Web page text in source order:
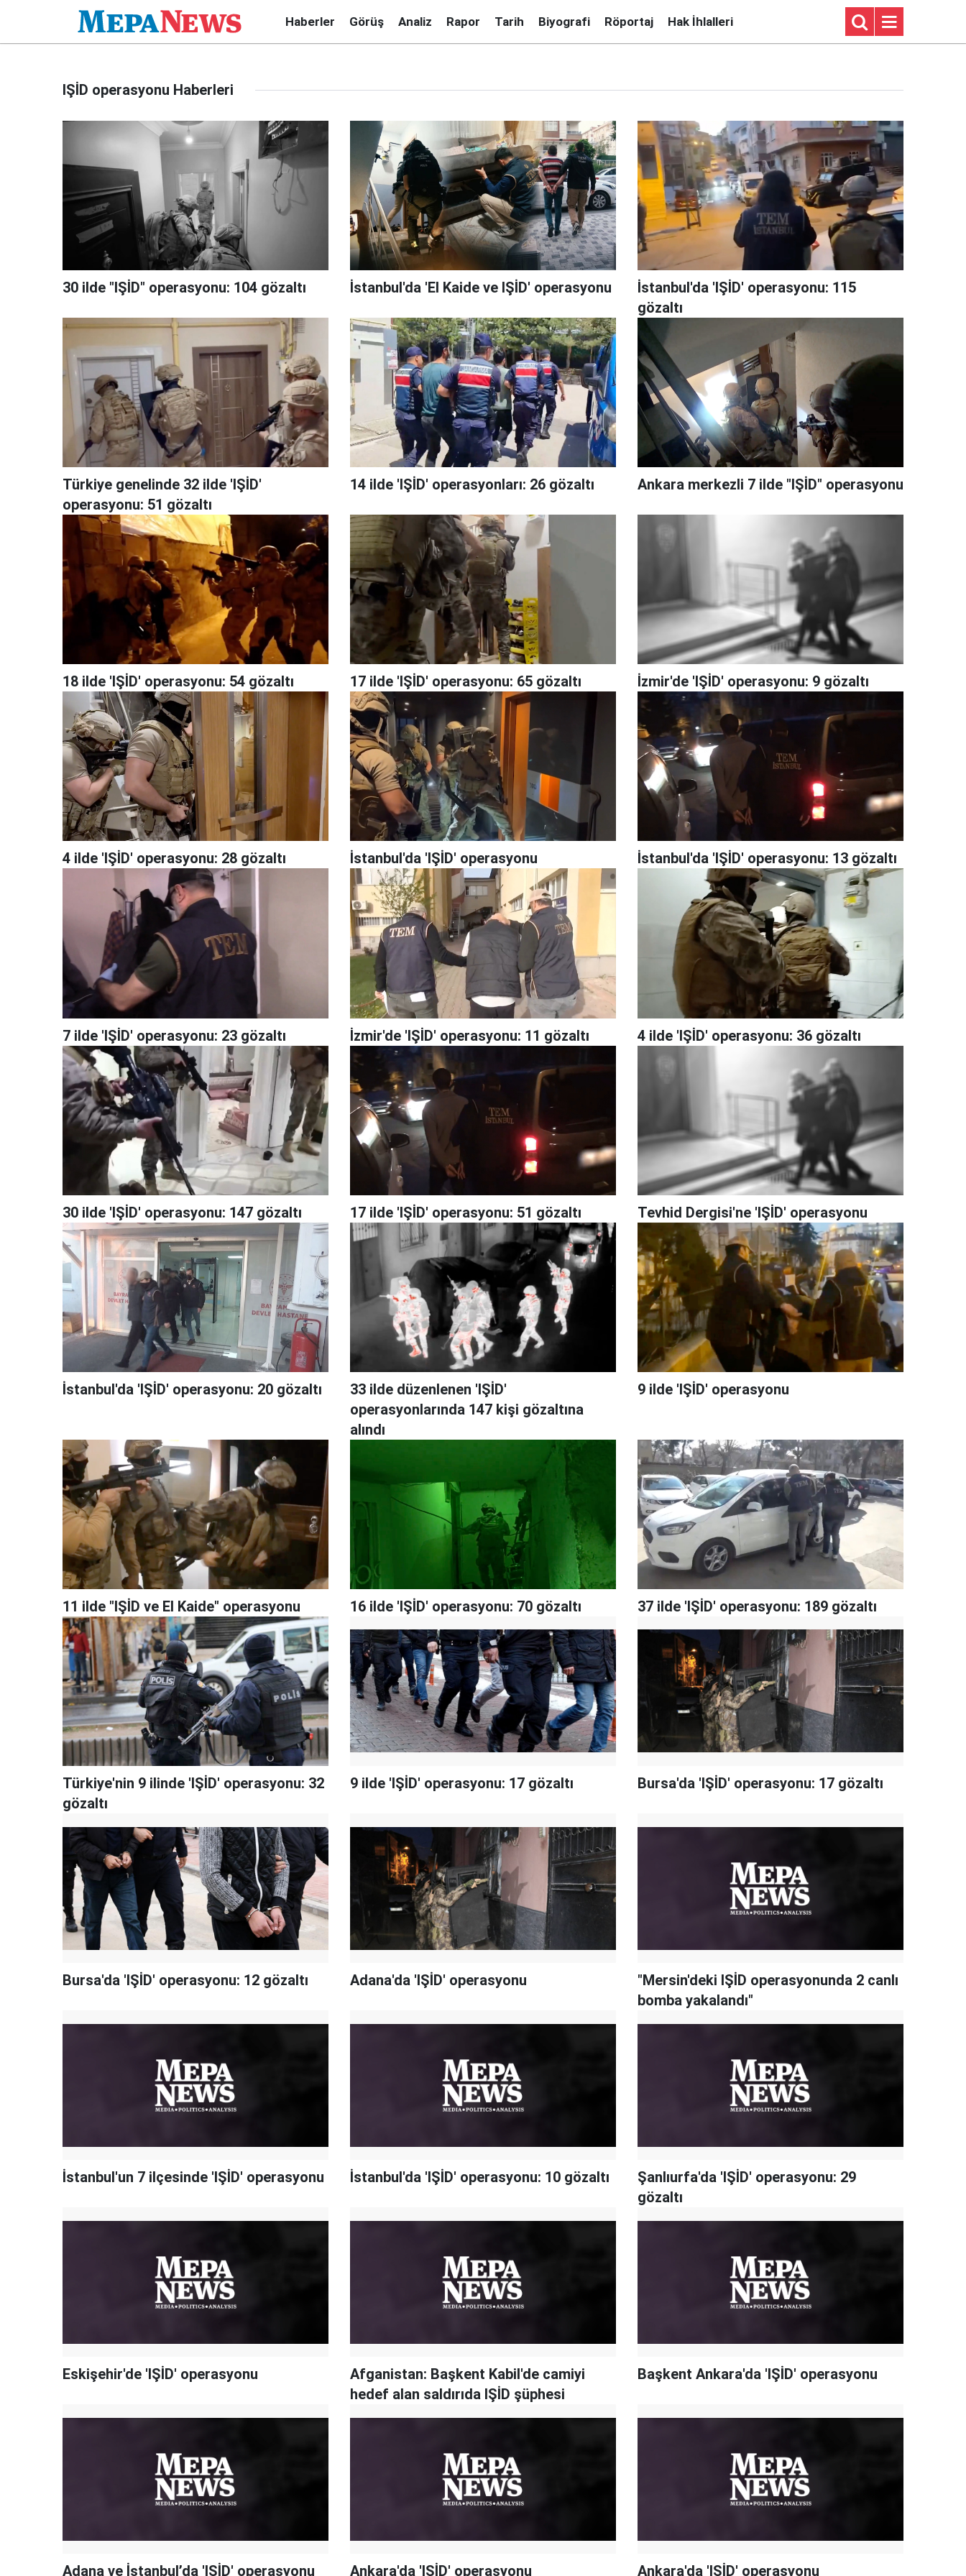
Haberler Görüş Analiz Rapor Tarih Biyografi Röportaj Hak İhlalleri
IŞİD operasyonu Haberleri
30 ilde "IŞİD" operasyonu: 104 gözaltı İstanbul'da 'El Kaide ve IŞİD' operasyonu
İstanbul'da 'IŞİD' operasyonu: 115
gözaltı
Türkiye genelinde 32 ilde 'IŞİD'
operasyonu: 51 gözaltı
14 ilde 'IŞİD' operasyonları: 26 gözaltı Ankara merkezli 7 ilde "IŞİD" operasyonu
18 ilde 'IŞİD' operasyonu: 54 gözaltı 17 ilde 'IŞİD' operasyonu: 65 gözaltı İzmir'de 'IŞİD' operasyonu: 9 gözaltı
4 ilde 'IŞİD' operasyonu: 28 gözaltı İstanbul'da 'IŞİD' operasyonu İstanbul'da 'IŞİD' operasyonu: 13 gözaltı
7 ilde 'IŞİD' operasyonu: 23 gözaltı İzmir'de 'IŞİD' operasyonu: 11 gözaltı 4 ilde 'IŞİD' operasyonu: 36 gözaltı
30 ilde 'IŞİD' operasyonu: 147 gözaltı 17 ilde 'IŞİD' operasyonu: 51 gözaltı Tevhid Dergisi'ne 'IŞİD' operasyonu
İstanbul'da 'IŞİD' operasyonu: 20 gözaltı
33 ilde düzenlenen 'IŞİD'
operasyonlarında 147 kişi gözaltına
alındı
9 ilde 'IŞİD' operasyonu
11 ilde "IŞİD ve El Kaide" operasyonu 16 ilde 'IŞİD' operasyonu: 70 gözaltı 37 ilde 'IŞİD' operasyonu: 189 gözaltı
Türkiye'nin 9 ilinde 'IŞİD' operasyonu: 32
gözaltı
9 ilde 'IŞİD' operasyonu: 17 gözaltı Bursa'da 'IŞİD' operasyonu: 17 gözaltı
Bursa'da 'IŞİD' operasyonu: 12 gözaltı Adana'da 'IŞİD' operasyonu
"Mersin'deki IŞİD operasyonunda 2 canlı
bomba yakalandı"
İstanbul'un 7 ilçesinde 'IŞİD' operasyonu İstanbul'da 'IŞİD' operasyonu: 10 gözaltı
Şanlıurfa'da 'IŞİD' operasyonu: 29
gözaltı
Eskişehir'de 'IŞİD' operasyonu
Afganistan: Başkent Kabil'de camiyi
hedef alan saldırıda IŞİD şüphesi
Başkent Ankara'da 'IŞİD' operasyonu
Adana ve İstanbul’da 'IŞİD' operasyonu Ankara'da 'IŞİD' operasyonu Ankara'da 'IŞİD' operasyonu